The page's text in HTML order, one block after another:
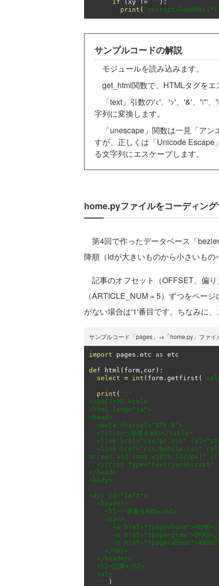
if
( xy != '' ):
print (
サンプルコードの解説
モジュールを読み込みます。
get_html関数で、HTMLタグをエ
「text」引数の'<'、'>'、'&'、'\"'
字列に変換します。
「unescape」関数は一見「アン
すが、正しくは「Unicode Escape
る文字列にエスケープします。
home.pyファイルをコーディン
第4回で作ったデータベース「
降順（idが大きいものから小さいも
記事のオフセット（OFFSET、偏
（ARTICLE_NUM = 5）ずつをペー
がない場合は'1'番目です。ちなみに
サンプルコード「pages」→「home.py」ファイ
import pages . etc as etc
def html ( form , cur):
select = int ( form . getfirst (
print ( '''
<!DOCTYPE html>
<html lang="ja">
<head>
screen and (max-width:1023px)" />
</head>
<body>
<div id="left">
  '''
)